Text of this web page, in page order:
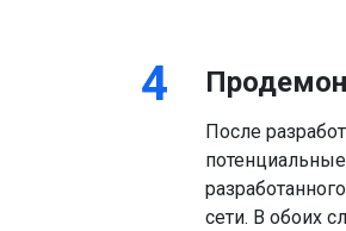
4
После
сети. В обоих